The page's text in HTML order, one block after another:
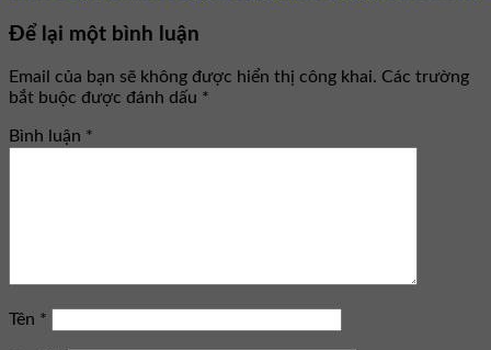
Để lại một bình luận
Email của bạn sẽ không được hiển thị công khai. Các trường
bắt buộc được đánh dấu *
Bình luận *
Tên *